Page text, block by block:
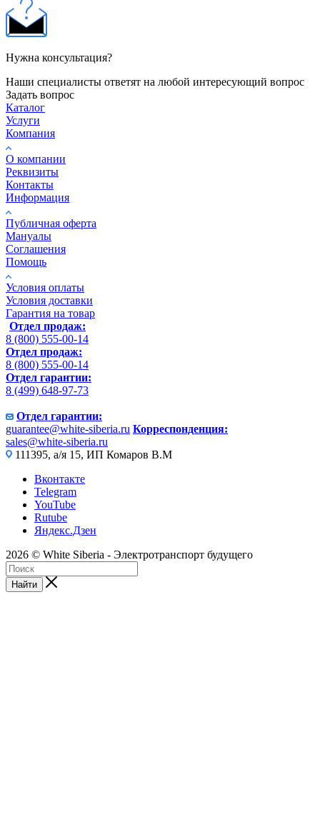
Нужна консультация?
Наши специалисты ответят на любой интересующий вопрос
Задать вопрос
Каталог
Услуги
Компания
О компании
Реквизиты
Контакты
Информация
Публичная оферта
Мануалы
Соглашения
Помощь
Условия оплаты
Условия доставки
Гарантия на товар
Отдел продаж:
8 (800) 555-00-14
Отдел продаж:
8 (800) 555-00-14
Отдел гарантии:
8 (499) 648-97-73
Отдел гарантии:
guarantee@white-siberia.ru Корреспонденция:
sales@white-siberia.ru
111395, а/я 15, ИП Комаров В.М
Вконтакте
Telegram
YouTube
Rutube
Яндекс.Дзен
2026 © White Siberia - Электротранспорт будущего
Найти